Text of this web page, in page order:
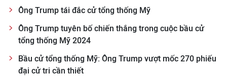
Media Du lịch
Media Thế giới
Media Thể thao
Ông Trump tái đắc cử tổng thống Mỹ
Ông Trump tuyên bố chiến thắng trong cuộc bầu cử
tổng thống Mỹ 2024
Bầu cử tổng thống Mỹ: Ông Trump vượt mốc 270 phiếu
đại cử tri cần thiết